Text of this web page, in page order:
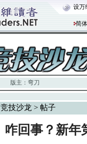
设万
简体
版主： 弯刀
竞技沙龙 > 帖子
咋回事？新年